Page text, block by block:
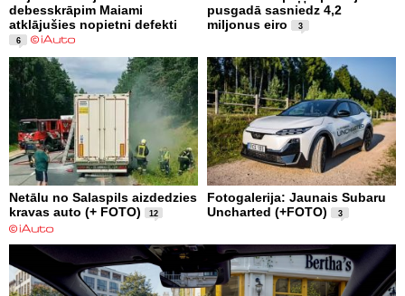
debesskrāpim Maiami
atklājušies nopietni defekti
6
pusgadā sasniedz 4,2
miljonus eiro
3
Netālu no Salaspils aizdedzies
kravas auto (+ FOTO)
12
Fotogalerija: Jaunais Subaru
Uncharted (+FOTO)
3